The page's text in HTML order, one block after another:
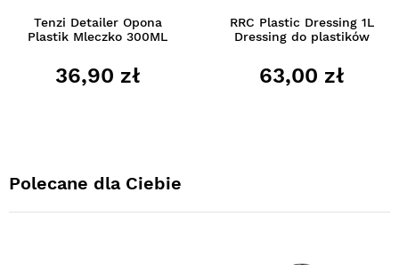
Tenzi Detailer Opona
Plastik Mleczko 300ML
36,90 zł
RRC Plastic Dressing 1L
Dressing do plastików
63,00 zł
Polecane dla Ciebie